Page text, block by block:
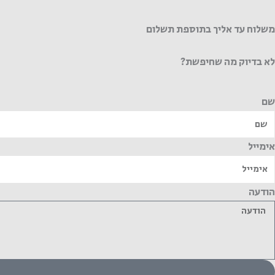
משלוח עד אליך בתוספת תשלום
לא בדיוק מה שחיפשת?
שם
אימייל
הודעה